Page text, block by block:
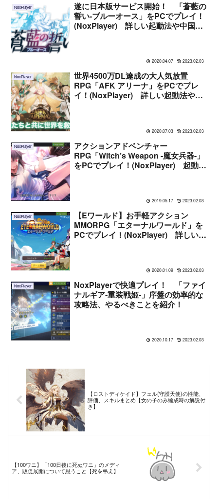
NoxPlayer
遂に日本版サービス開始！ 「蒼藍の
誓い-ブルーオース」をPCでプレイ！
(NoxPlayer) 詳しい起動法や中国版
2020.04.07 2023.02.03
NoxPlayer
世界4500万DL達成の大人気放置
RPG「AFK アリーナ」をPCでプレ
イ！(NoxPlayer) 詳しい起動法や遊
2020.07.03 2023.02.03
NoxPlayer
アクションアドベンチャー
RPG「Witch’s Weapon -魔女兵器-」
をPCでプレイ！(NoxPlayer) 起動法
2019.05.17 2023.02.03
NoxPlayer
【Eワールド】お手軽アクション
MMORPG「エターナルワールド」を
PCでプレイ！(NoxPlayer) 詳しい起
2020.01.09 2023.02.03
NoxPlayer
NoxPlayerで快適プレイ！ 「ファイ
ナルギア‐重装戦姫‐」序盤の効率的な
攻略法、やるべきことを紹介！
2020.10.17 2023.02.03
【ロストディケイド】フェル(守護天使)の性能、
評価、スキルまとめ【女の子のみ編成時の解説付
き】
【100ワニ】「100日後に死ぬワニ」のメディ
ア、販促展開について思うこと【死を弔え】